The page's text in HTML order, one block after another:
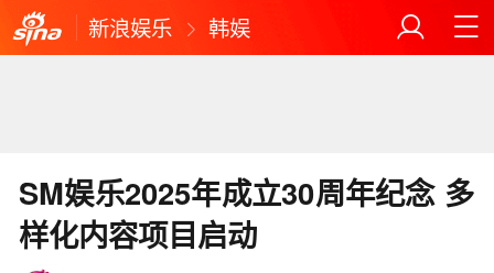
新浪娱乐 韩娱
SM娱乐2025年成立30周年纪念 多
样化内容项目启动